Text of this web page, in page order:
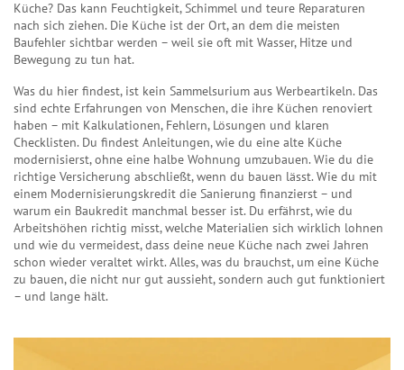
Küche? Das kann Feuchtigkeit, Schimmel und teure Reparaturen
nach sich ziehen. Die Küche ist der Ort, an dem die meisten
Baufehler sichtbar werden – weil sie oft mit Wasser, Hitze und
Bewegung zu tun hat.
Was du hier findest, ist kein Sammelsurium aus Werbeartikeln. Das
sind echte Erfahrungen von Menschen, die ihre Küchen renoviert
haben – mit Kalkulationen, Fehlern, Lösungen und klaren
Checklisten. Du findest Anleitungen, wie du eine alte Küche
modernisierst, ohne eine halbe Wohnung umzubauen. Wie du die
richtige Versicherung abschließt, wenn du bauen lässt. Wie du mit
einem Modernisierungskredit die Sanierung finanzierst – und
warum ein Baukredit manchmal besser ist. Du erfährst, wie du
Arbeitshöhen richtig misst, welche Materialien sich wirklich lohnen
und wie du vermeidest, dass deine neue Küche nach zwei Jahren
schon wieder veraltet wirkt. Alles, was du brauchst, um eine Küche
zu bauen, die nicht nur gut aussieht, sondern auch gut funktioniert
– und lange hält.